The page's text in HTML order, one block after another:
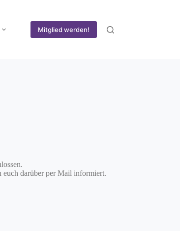
Mitglied werden!
euch darüber per Mail informiert.